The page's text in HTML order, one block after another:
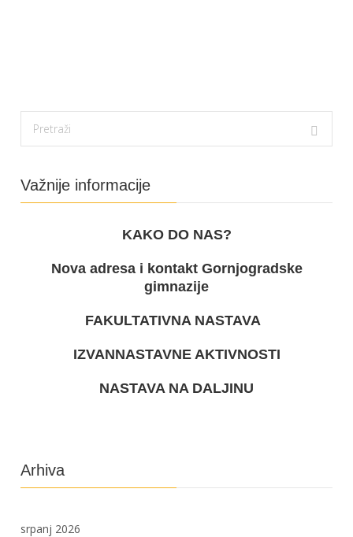
Važnije informacije
KAKO DO NAS?
Nova adresa i kontakt Gornjogradske
gimnazije
FAKULTATIVNA NASTAVA
IZVANNASTAVNE AKTIVNOSTI
NASTAVA NA DALJINU
Arhiva
srpanj 2026